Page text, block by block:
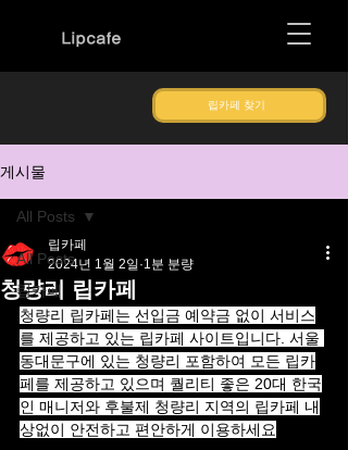
Lipcafe
립카페 찾기
게시물
All Posts
립카페
All Posts
청량리 립카페
립카페
2024년 1월 2일 1분 분량
청량리 립카페는 선입금 예약금 없이 서비스
를 제공하고 있는 립카페 사이트입니다. 서울
동대문구에 있는 청량리 포함하여 모든 립카
페를 제공하고 있으며 퀄리티 좋은 20대 한국
인 매니저와 후불제 청량리 지역의 립카페 내
상없이 안전하고 편안하게 이용하세요